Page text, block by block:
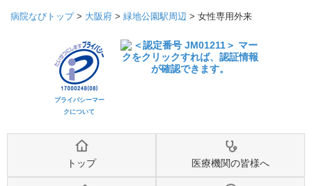
病院なびトップ> 大阪府 > 緑地公園駅周辺 > 女性専用外来
プライバシーマー
クについて
トップ 医療機関の皆様へ